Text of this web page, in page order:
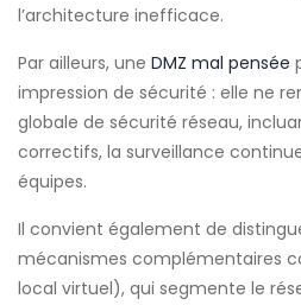
l’architecture inefficace.
Par ailleurs, une DMZ mal pensée
impression de sécurité : elle ne
globale de sécurité réseau,
correctifs, la surveillance
équipes.
Il convient également de
mécanismes complémentaires
local virtuel), qui segmente le